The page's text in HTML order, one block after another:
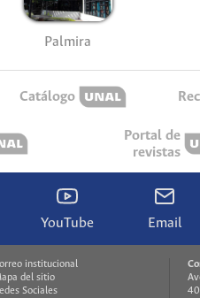
Palmira
Catálogo
Portal de
revistas
YouTube Email
institucional
del sitio
Sociales